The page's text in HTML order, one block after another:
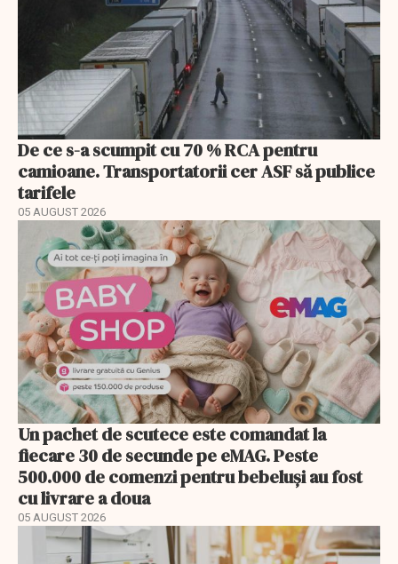
De ce s-a scumpit cu 70 % RCA pentru
camioane. Transportatorii cer ASF să publice
tarifele
05 AUGUST 2026
Un pachet de scutece este comandat la
fiecare 30 de secunde pe eMAG. Peste
500.000 de comenzi pentru bebeluși au fost
cu livrare a doua
05 AUGUST 2026